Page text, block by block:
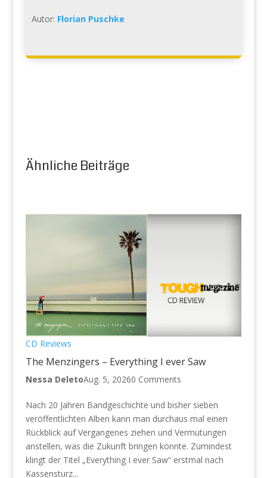
Autor: Florian Puschke
Ähnliche Beiträge
CD Reviews
The Menzingers – Everything I ever Saw
Nessa DeletoAug. 5, 20260 Comments
Nach 20 Jahren Bandgeschichte und bisher sieben
veröffentlichten Alben kann man durchaus mal einen
Rückblick auf Vergangenes ziehen und Vermutungen
anstellen, was die Zukunft bringen könnte. Zumindest
klingt der Titel „Everything I ever Saw“ erstmal nach
Kassensturz...